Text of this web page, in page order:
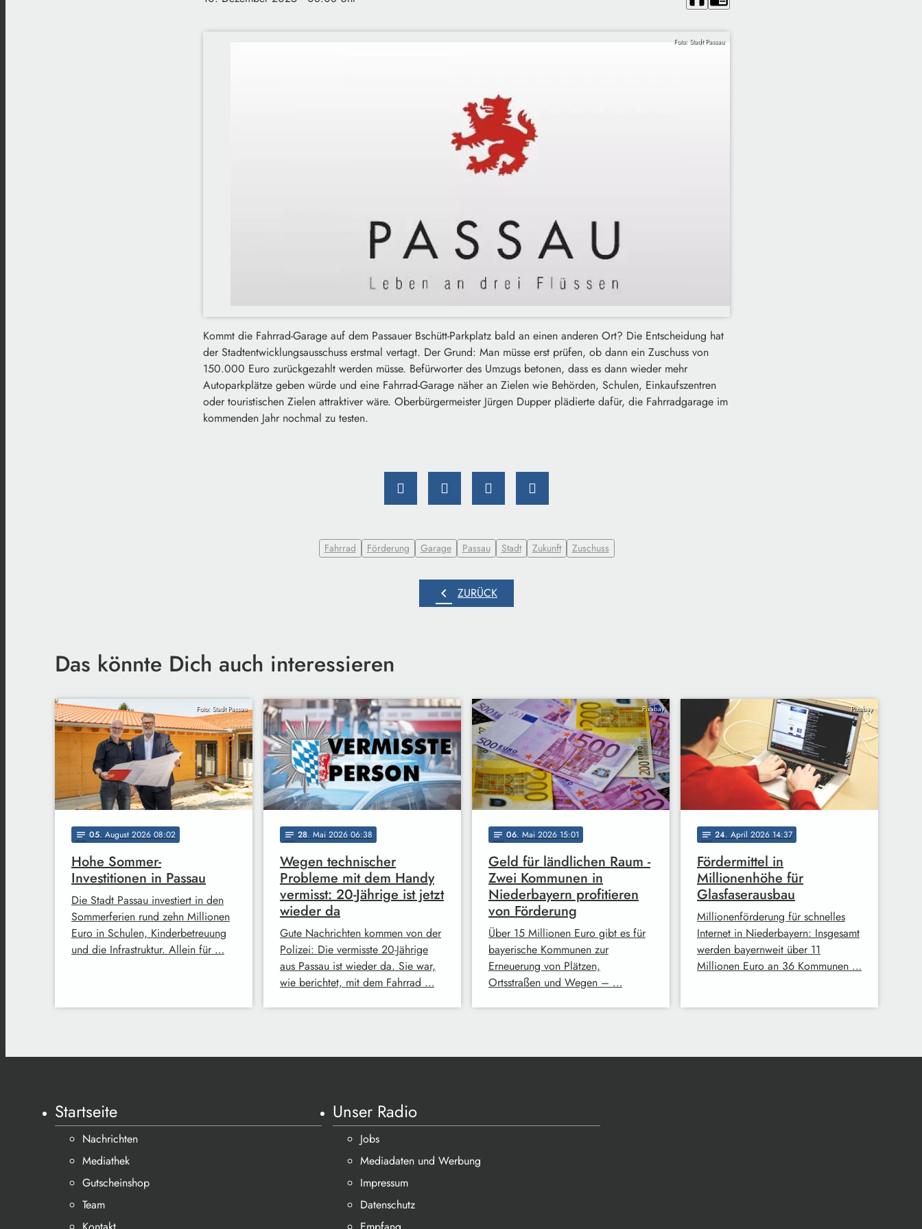
Foto: Stadt Passau
Kommt die Fahrrad-Garage auf dem Passauer Bschütt-Parkplatz bald an einen anderen Ort? Die Entscheidung hat
der Stadtentwicklungsausschuss erstmal vertagt. Der Grund: Man müsse erst prüfen, ob dann ein Zuschuss von
150.000 Euro zurückgezahlt werden müsse. Befürworter des Umzugs betonen, dass es dann wieder mehr
Autoparkplätze geben würde und eine Fahrrad-Garage näher an Zielen wie Behörden, Schulen, Einkaufszentren
oder touristischen Zielen attraktiver wäre. Oberbürgermeister Jürgen Dupper plädierte dafür, die Fahrradgarage im
kommenden Jahr nochmal zu testen.
Fahrrad Förderung Garage Passau Stadt Zukunft Zuschuss
chevron_left ZURÜCK
Das könnte Dich auch interessieren
Foto: Stadt Passau
notes 05. August 2026 08:02
Hohe Sommer-
Investitionen in Passau
Die Stadt Passau investiert in den
Sommerferien rund zehn Millionen
Euro in Schulen, Kinderbetreuung
und die Infrastruktur. Allein für …
notes 28. Mai 2026 06:38
Wegen technischer
Probleme mit dem Handy
vermisst: 20-Jährige ist jetzt
wieder da
Gute Nachrichten kommen von der
Polizei: Die vermisste 20-Jährige
aus Passau ist wieder da. Sie war,
wie berichtet, mit dem Fahrrad …
Pixabay
notes 06. Mai 2026 15:01
Geld für ländlichen Raum -
Zwei Kommunen in
Niederbayern profitieren
von Förderung
Über 15 Millionen Euro gibt es für
bayerische Kommunen zur
Erneuerung von Plätzen,
Ortsstraßen und Wegen – …
Pixabay
notes 24. April 2026 14:37
Fördermittel in
Millionenhöhe für
Glasfaserausbau
Millionenförderung für schnelles
Internet in Niederbayern: Insgesamt
werden bayernweit über 11
Millionen Euro an 36 Kommunen …
Startseite
Nachrichten
Mediathek
Gutscheinshop
Team
Unser Radio
Jobs
Mediadaten und Werbung
Impressum
Datenschutz